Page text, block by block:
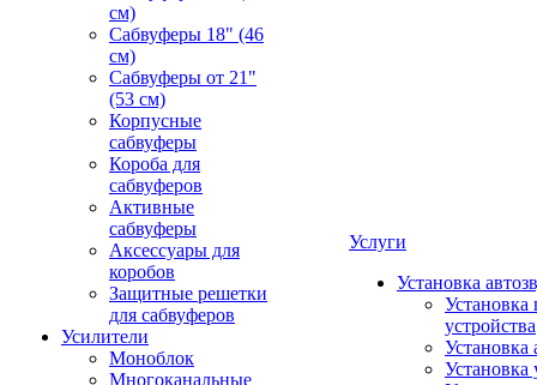
см)
Сабвуферы 18" (46
см)
Сабвуферы от 21"
(53 см)
Корпусные
сабвуферы
Короба для
сабвуферов
Активные
сабвуферы
Аксессуары для
коробов
Защитные решетки
для сабвуферов
Усилители
Моноблок
Многоканальные
Услуги
Установка
Установка
устройства
Установка
Установка